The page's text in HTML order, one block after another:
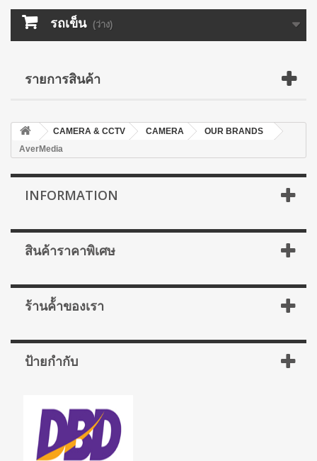
รถเข็น (ว่าง)
รายการสินค้า
CAMERA & CCTV CAMERA
OUR BRANDS
AverMedia
INFORMATION
สินค้าราคาพิเศษ
ร้านค้้าของเรา
ป้ายกำกับ